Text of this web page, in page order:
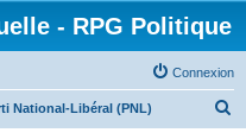
- RPG Politique
Connexion
National-Libéral (PNL)